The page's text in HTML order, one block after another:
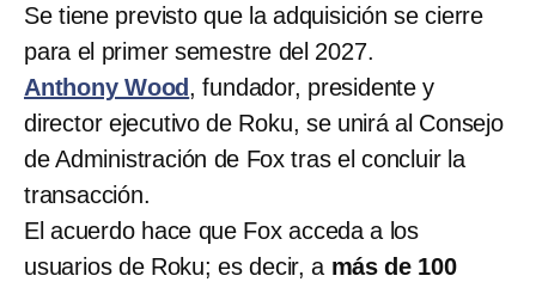
Se tiene previsto que la adquisición se cierre
para el primer semestre del 2027.
Anthony Wood, fundador, presidente y
director ejecutivo de Roku, se unirá al Consejo
de Administración de Fox tras el concluir la
transacción.
El acuerdo hace que Fox acceda a los
usuarios de Roku; es decir, a más de 100